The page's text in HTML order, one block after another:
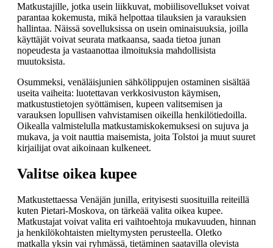
Matkustajille, jotka usein liikkuvat, mobiilisovellukset voivat
parantaa kokemusta, mikä helpottaa tilauksien ja varauksien
hallintaa. Näissä sovelluksissa on usein ominaisuuksia, joilla
käyttäjät voivat seurata matkaansa, saada tietoa junan
nopeudesta ja vastaanottaa ilmoituksia mahdollisista
muutoksista.
Osummeksi, venäläisjunien sähkölippujen ostaminen sisältää
useita vaiheita: luotettavan verkkosivuston käymisen,
matkustustietojen syöttämisen, kupeen valitsemisen ja
varauksen lopullisen vahvistamisen oikeilla henkilötiedoilla.
Oikealla valmistelulla matkustamiskokemuksesi on sujuva ja
mukava, ja voit nauttia maisemista, joita Tolstoi ja muut suuret
kirjailijat ovat aikoinaan kulkeneet.
Valitse oikea kupee
Matkustettaessa Venäjän junilla, erityisesti suosituilla reiteillä
kuten Pietari-Moskova, on tärkeää valita oikea kupee.
Matkustajat voivat valita eri vaihtoehtoja mukavuuden, hinnan
ja henkilökohtaisten mieltymysten perusteella. Oletko
matkalla yksin vai ryhmässä, tietäminen saatavilla olevista